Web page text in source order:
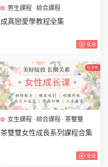
男生課程 · 綜合課程
成真戀愛學教程全集
9.9
女生課程 · 綜合課程 · 茶雙雙
茶雙雙女性成長系列課程合集
9.9